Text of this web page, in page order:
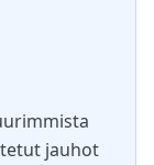
jauhot